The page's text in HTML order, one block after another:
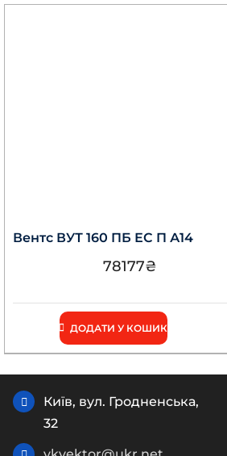
Вентс ВУТ 160 ПБ ЕС П А14
78177₴
ДОДАТИ У КОШИК
Київ, вул. Гродненська,
32